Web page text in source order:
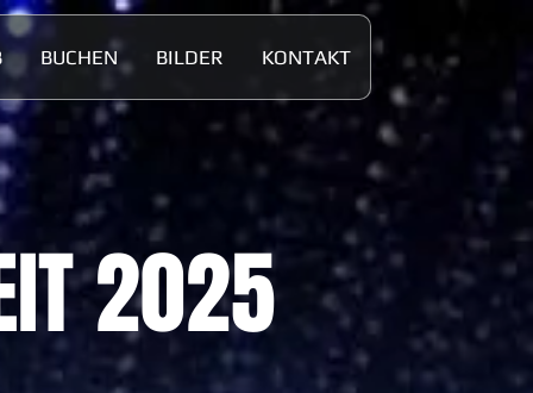
BUCHEN BILDER KONTAKT
2025